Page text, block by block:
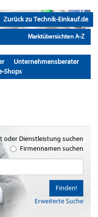
Zurück zu Technik-Einkauf.de
Marktübersichten A-Z
Unternehmensberater
Shops
oder Dienstleistung suchen
Firmennamen suchen
Erweiterte Suche
Finden!